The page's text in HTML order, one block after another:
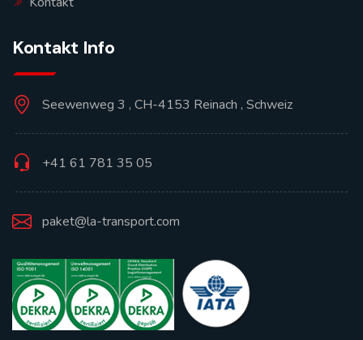
Kontakt Info
Seewenweg 3 , CH-4153 Reinach , Schweiz
+41 61 781 35 05
paket@la-transport.com